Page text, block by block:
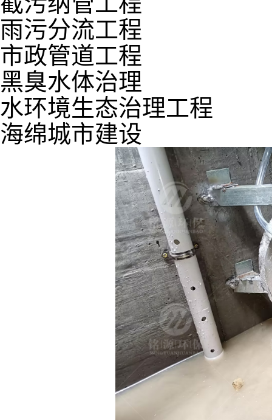
雨污分流工程
市政管道工程
黑臭水体治理
水环境生态治理工程
海绵城市建设